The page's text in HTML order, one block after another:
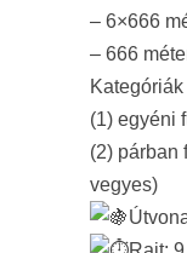
– 6×666
– 666
(1) egyéni
(2) párban
vegyes)